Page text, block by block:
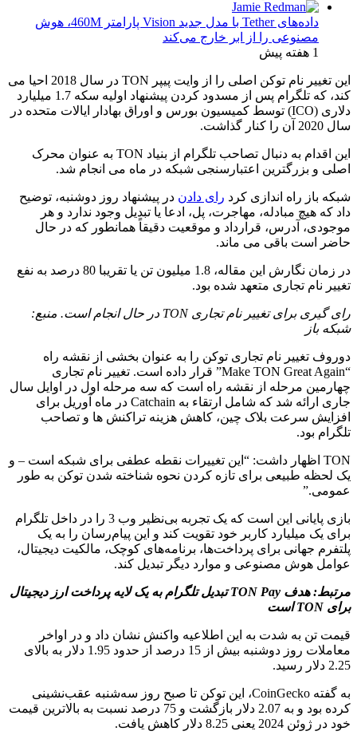
داده‌های Tether با مدل جدید Vision پارامتر 460M، هوش
مصنوعی را از ابر خارج می‌کند
1 هفته پیش
این تغییر نام توکن اصلی را از وایت پیپر TON در سال 2018 احیا می
کند، که تلگرام پس از مسدود کردن پیشنهاد اولیه سکه 1.7 میلیارد
دلاری (ICO) توسط کمیسیون بورس و اوراق بهادار ایالات متحده در
سال 2020 آن را کنار گذاشت.
این اقدام به دنبال تصاحب تلگرام از بنیاد TON به عنوان محرک
اصلی و بزرگترین اعتبارسنجی شبکه در ماه می انجام شد.
شبکه باز راه اندازی کرد رای دادن در پیشنهاد روز دوشنبه، توضیح
داد که هیچ مبادله، مهاجرت، پل، ادعا یا تبدیل وجود ندارد و هر
موجودی، آدرس، قرارداد و موقعیت دقیقاً همانطور که در حال
حاضر است باقی می ماند.
در زمان نگارش این مقاله، 1.8 میلیون تن یا تقریبا 80 درصد به نفع
تغییر نام تجاری متعهد شده بود.
رای گیری برای تغییر نام تجاری TON در حال انجام است. منبع:
شبکه باز
دوروف تغییر نام تجاری توکن را به عنوان بخشی از نقشه راه
“Make TON Great Again” قرار داده است. تغییر نام تجاری
چهارمین مرحله از نقشه راه است که سه مرحله اول در اوایل سال
جاری ارائه شد که شامل ارتقاء به Catchain در ماه آوریل برای
افزایش سرعت بلاک چین، کاهش هزینه تراکنش ها و تصاحب
تلگرام بود.
TON اظهار داشت: “این تغییرات نقطه عطفی برای شبکه است – و
یک لحظه طبیعی برای تازه کردن نحوه شناخته شدن توکن به طور
عمومی.”
بازی پایانی این است که یک تجربه بی‌نظیر وب 3 را در داخل تلگرام
برای یک میلیارد کاربر خود تقویت کند و این پیام‌رسان را به یک
پلتفرم جهانی برای پرداخت‌ها، برنامه‌های کوچک، مالکیت دیجیتال،
عوامل هوش مصنوعی و موارد دیگر تبدیل کند.
مرتبط:
هدف TON Pay تبدیل تلگرام به یک لایه پرداخت ارز دیجیتال
برای TON است
قیمت تن به شدت به این اطلاعیه واکنش نشان داد و در اواخر
معاملات روز دوشنبه بیش از 15 درصد از حدود 1.95 دلار به بالای
2.25 دلار رسید.
به گفته CoinGecko، این توکن تا صبح روز سه‌شنبه عقب‌نشینی
کرده بود و به 2.07 دلار بازگشت و 75 درصد نسبت به بالاترین قیمت
خود در ژوئن 2024 یعنی 8.25 دلار کاهش یافت.